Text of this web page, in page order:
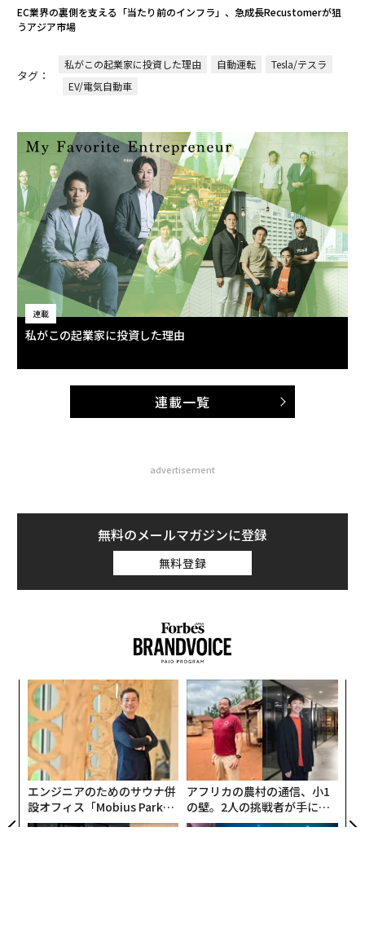
EC業界の裏側を支える「当たり前のインフラ」、急成長Recustomerが狙
うアジア市場
タグ：
私がこの起業家に投資した理由 自動運転
Tesla/テスラ
EV/電気自動車
連載
私がこの起業家に投資した理由
連載一覧
advertisement
無料のメールマガジンに登録
無料登録
エンジニアのためのサウナ併
設オフィス「Mobius Park」
がオープン──タマディック
アフリカの農村の通信、小1
の壁。2人の挑戦者が手にし
た「次なる武器」